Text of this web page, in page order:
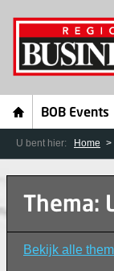
BOB Events
U bent hier: Home
Thema:
Bekijk alle